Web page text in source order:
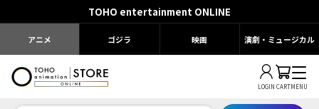
TOHO entertainment ONLINE
アニメ ゴジラ 映画 演劇・ミュージカル
LOGIN CARTMENU